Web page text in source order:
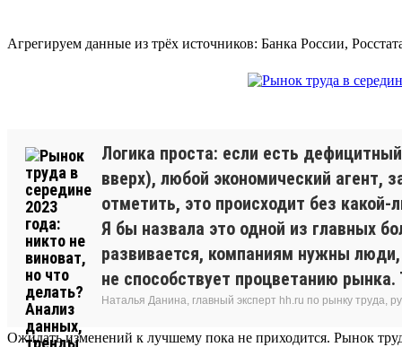
Агрегируем данные из трёх источников: Банка России,
Логика проста: если есть
вверх), любой экономический агент,
отметить, это происходит без
Я бы назвала это одной из главных
развивается, компаниям нужны
не способствует процветанию
Наталья Данина, главный эксперт hh.ru по рынку труда,
Ожидать изменений к лучшему пока не приходится. Рынок